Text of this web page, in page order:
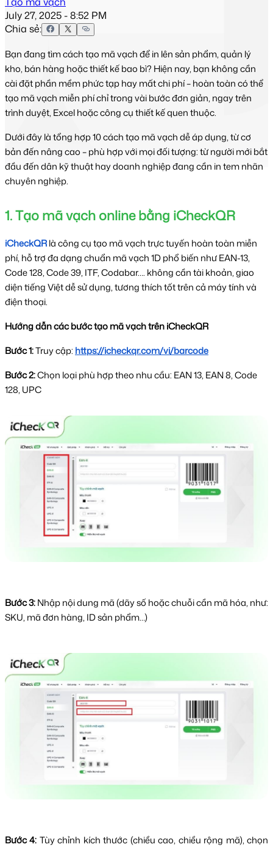
July 27, 2025 - 8:52 PM
Chia sẻ:
Bạn đang tìm cách tạo mã vạch để in lên sản phẩm, quản lý
kho, bán hàng hoặc thiết kế bao bì? Hiện nay, bạn không cần
cài đặt phần mềm phức tạp hay mất chi phí – hoàn toàn có thể
tạo mã vạch miễn phí chỉ trong vài bước đơn giản, ngay trên
trình duyệt, Excel hoặc công cụ thiết kế quen thuộc.
Dưới đây là tổng hợp 10 cách tạo mã vạch dễ áp dụng, từ cơ
bản đến nâng cao – phù hợp với mọi đối tượng: từ người mới bắt
đầu đến dân kỹ thuật hay doanh nghiệp đang cần in tem nhãn
chuyên nghiệp.
1. Tạo mã vạch online bằng iCheckQR
iCheckQR là công cụ tạo mã vạch trực tuyến hoàn toàn miễn
phí, hỗ trợ đa dạng chuẩn mã vạch 1D phổ biến như EAN-13,
Code 128, Code 39, ITF, Codabar…. không cần tài khoản, giao
diện tiếng Việt dễ sử dụng, tương thích tốt trên cả máy tính và
điện thoại.
Hướng dẫn các bước tạo mã vạch trên iCheckQR
Bước 1: Truy cập: https://icheckqr.com/vi/barcode
Bước 2:Chọn loại phù hợp theo nhu cầu: EAN 13, EAN 8, Code
128, UPC
Bước 3:Nhập nội dung mã (dãy số hoặc chuỗi cần mã hóa, như:
SKU, mã đơn hàng, ID sản phẩm…)
Bước 4: Tùy chỉnh kích thước (chiều cao, chiều rộng mã), chọn